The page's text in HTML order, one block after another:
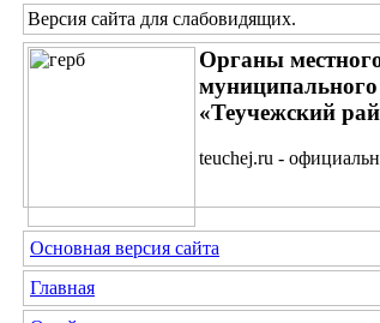
Версия сайта для слабовидящих.
Органы
«Теучежский
teuchej.ru -
Основная версия сайта
Главная